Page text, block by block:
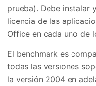
prueba). Debe instalar
licencia de las
Office en cada uno de
El benchmark es
todas las versiones
la versión 2004 en